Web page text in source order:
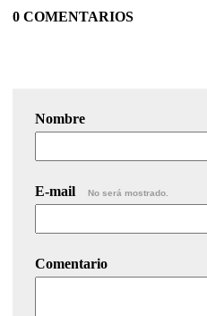
0 COMENTARIOS
Nombre
E-mail No será mostrado.
Comentario